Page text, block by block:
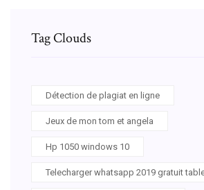
Tag Clouds
Détection de plagiat en ligne
Jeux de mon tom et angela
Hp 1050 windows 10
Telecharger whatsapp 2019 gratuit